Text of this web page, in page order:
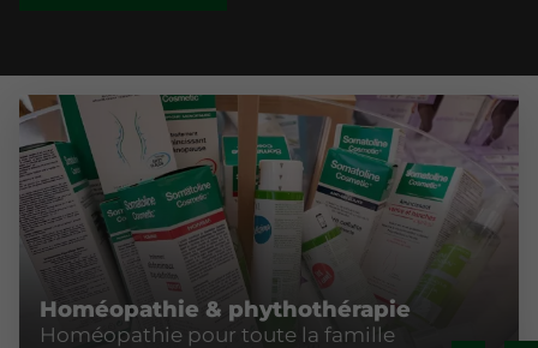
Homéopathie & phythothérapie
Homéopathie pour toute la famille